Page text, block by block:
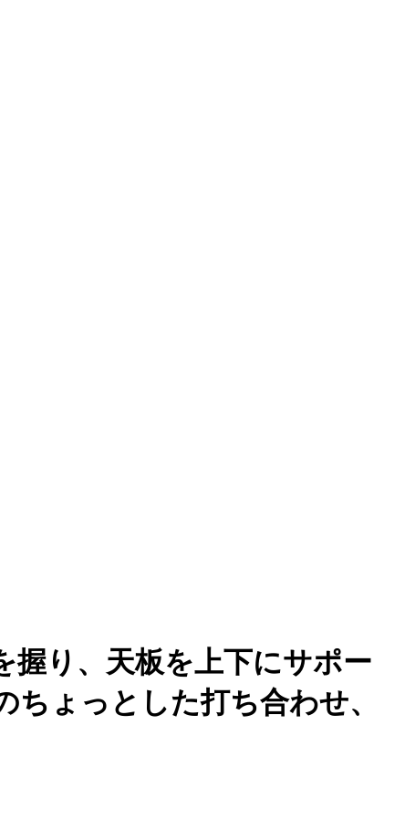
握り、天板を上下にサポー
ょっとした打ち合わせ、